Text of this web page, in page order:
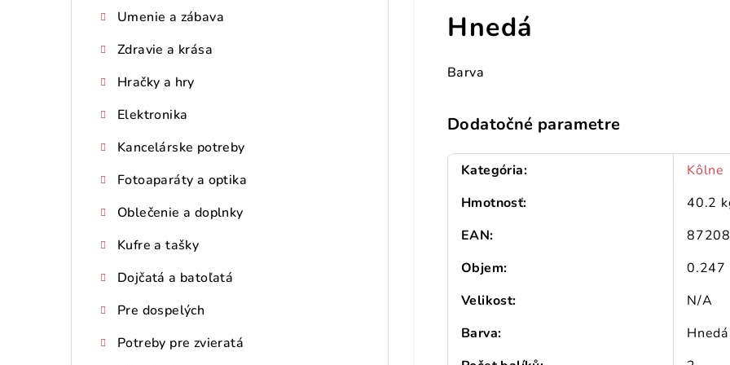
Umenie a zábava
Zdravie a krása
Hračky a hry
Elektronika
Kancelárske potreby
Fotoaparáty a optika
Oblečenie a doplnky
Kufre a tašky
Dojčatá a batoľatá
Pre dospelých
Potreby pre zvieratá
Hnedá
Barva
Dodatočné parametre
Kategória:
Kôlne
Hmotnosť:
40.2
EAN:
Objem:
0.247
Velikost:
N/A
Barva:
Hnedá